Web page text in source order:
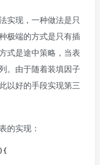
实现，一种做法是只
极端的方式是只有插
式是途中策略，当表
。由于随着装填因子
以好的手段实现第三
的实现：